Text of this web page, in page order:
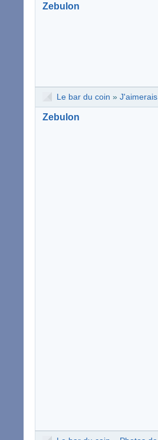
Zebulon
Le bar du coin » J'aimerais
Zebulon